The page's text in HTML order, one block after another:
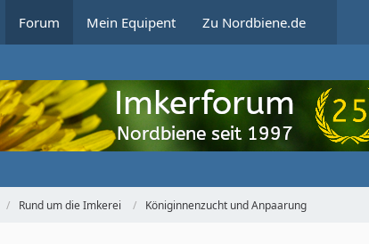
Forum Mein Equipent Zu Nordbiene.de
Rund um die Imkerei Königinnenzucht und Anpaarung